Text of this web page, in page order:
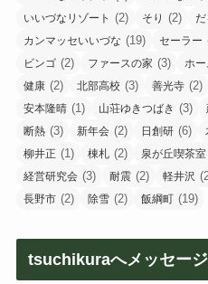
いいづなリゾート (2) そり (2) だ
カンマッセいいづな (19) セーラー
ビンゴ (2) ファースの家 (3) ホ
健康 (2) 北部高校 (3) 善光寺 (2)
安本隆晴 (1) 山荘ゆきつばき (3)
断熱 (3) 新年会 (2) 日創研 (6)
柳井正 (1) 棟札 (2) 泉が丘喫茶室
経営研究会 (3) 耐震 (2) 軽井沢
長野市 (2) 除雪 (2) 飯綱町 (19)
tsuchikuraへメッセージ